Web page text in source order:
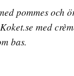
pommes och
med
bas.